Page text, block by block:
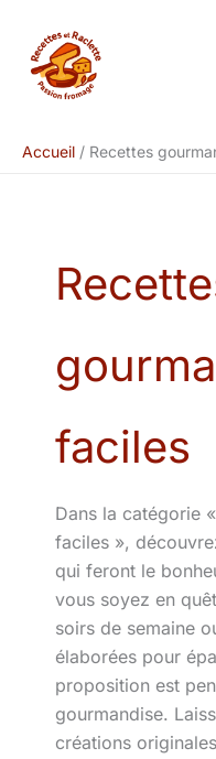
contenu
Accueil Recettes
faciles
Dans la catégorie
faciles »,
qui feront le
vous soyez en
soirs de semaine
élaborées pour
proposition est
gourmandise.
créations